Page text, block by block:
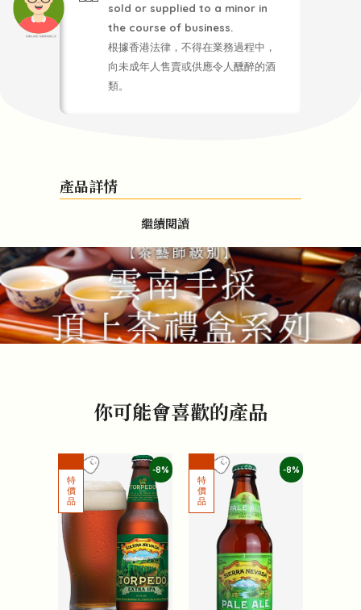
頭像生成器: 快樂家庭網上店
sold or supplied to a minor in
the course of business.
根據香港法律，不得在業務過程中，
向未成年人售賣或供應令人醺醉的酒
類。
產品詳情
繼續閱讀
你可能會喜歡的產品
-8% -8%